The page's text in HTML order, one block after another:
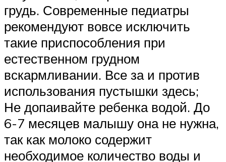
грудь. Современные педиатры
рекомендуют вовсе исключить
такие приспособления при
естественном грудном
вскармливании. Все за и против
использования пустышки здесь;
Не допаивайте ребенка водой. До
6-7 месяцев малышу она не нужна,
так как молоко содержит
необходимое количество воды и